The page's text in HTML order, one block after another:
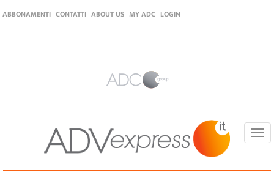
ABBONAMENTI CONTATTI ABOUT US MY ADC LOGIN